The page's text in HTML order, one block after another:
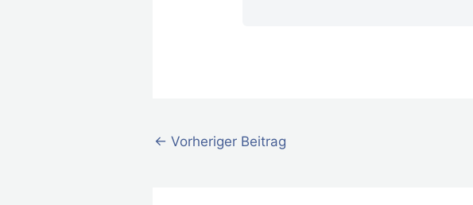
← Vorheriger Beitrag